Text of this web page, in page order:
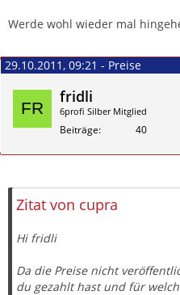
Werde wohl wieder mal
29.10.2011, 09:21 - Preise
fridli
6profi Silber Mitglied
Beiträge 40
Zitat von cupra
Hi fridli
Da die Preise nicht
du gezahlt hast und für